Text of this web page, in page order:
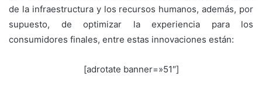
de la infraestructura y los recursos humanos, además, por
supuesto, de optimizar la experiencia para los
consumidores finales, entre estas innovaciones están:
[adrotate banner=»51″]